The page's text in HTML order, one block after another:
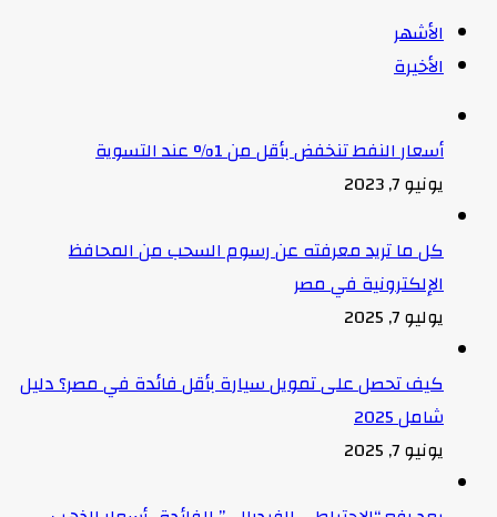
الأشهر
الأخيرة
أسعار النفط تنخفض بأقل من 1% عند التسوية
يونيو 7, 2023
كل ما تريد معرفته عن رسوم السحب من المحافظ
الإلكترونية في مصر
يوليو 7, 2025
كيف تحصل على تمويل سيارة بأقل فائدة في مصر؟ دليل
شامل 2025
يونيو 7, 2025